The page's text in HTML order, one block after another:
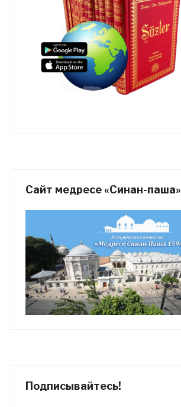
Сайт медресе «Синан-паша»
Подписывайтесь!